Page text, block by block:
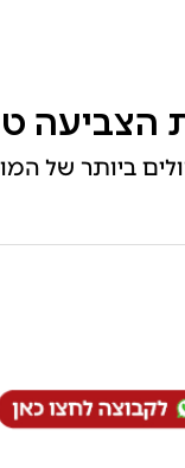
הצביעה
ביותר של